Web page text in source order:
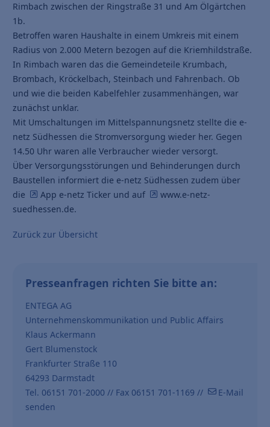
Rimbach zwischen der Ringstraße 31 und Am Ölgärtchen
1b.
Betroffen waren Haushalte in einem Umkreis mit einem
Radius von 2.000 Metern bezogen auf die Kriemhildstraße.
In Rimbach waren das die Gemeindeteile Krumbach,
Brombach, Kröckelbach, Steinbach und Fahrenbach. Ob
und wie die beiden Kabelfehler zusammenhängen, war
zunächst unklar.
Mit Umschaltungen im Mittelspannungsnetz stellte die e-
netz Südhessen die Stromversorgung wieder her. Gegen
14.50 Uhr waren alle Verbraucher wieder versorgt.
Über Versorgungsstörungen und Behinderungen durch
Baustellen informiert die e-netz Südhessen zudem über
die
App e-netz Ticker und auf
www.e-netz-
suedhessen.de.
Zurück zur Übersicht
Presseanfragen richten Sie bitte an:
ENTEGA AG
Unternehmenskommunikation und Public Affairs
Klaus Ackermann
Gert Blumenstock
Frankfurter Straße 110
64293 Darmstadt
Tel. 06151 701-2000 // Fax 06151 701-1169 //
E-Mail
senden